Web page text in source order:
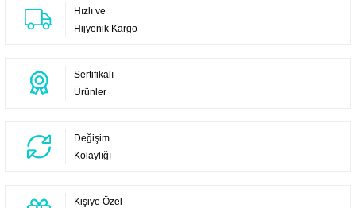
Hızlı ve
Hijyenik Kargo
Sertifikalı
Ürünler
Değişim
Kolaylığı
Kişiye Özel